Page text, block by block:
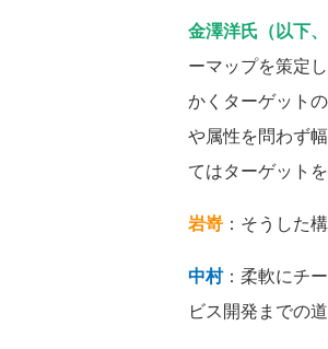
金澤洋氏（以下、
ーマップを策定
かくターゲット
や属性を問わず
てはターゲット
岩嵜 ：そうした
中村：柔軟にチ
ビス開発までの